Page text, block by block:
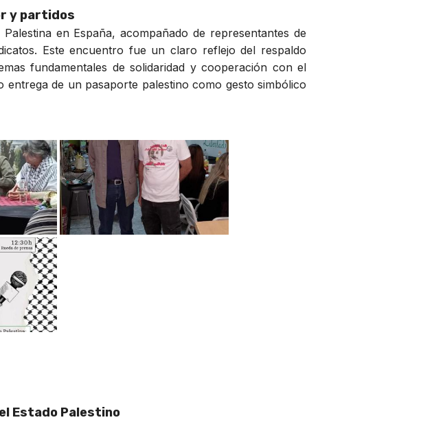
y partidos
en España, acompañado de representantes de
Este encuentro fue un claro reflejo del respaldo
fundamentales de solidaridad y cooperación con el
de un pasaporte palestino como gesto simbólico
Estado Palestino